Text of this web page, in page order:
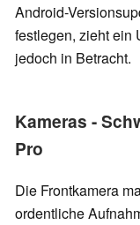
Android-
festlegen, zieht ein
jedoch in Betracht.
Kameras -
Pro
Die Frontkamera
ordentliche